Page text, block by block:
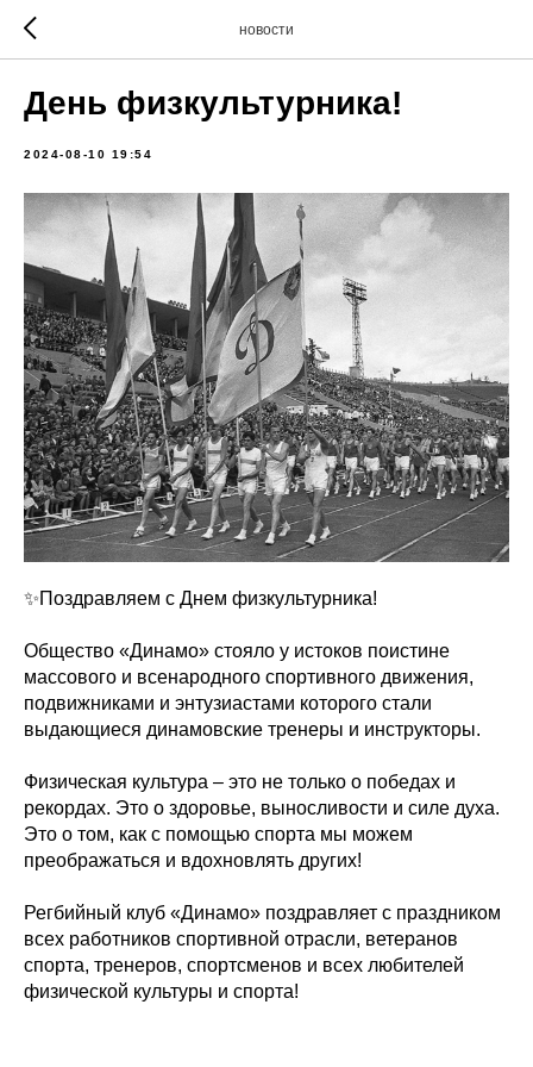
новости
День физкультурника!
2024-08-10 19:54
✨Поздравляем с Днем физкультурника!
Общество «Динамо» стояло у истоков поистине
массового и всенародного спортивного движения,
подвижниками и энтузиастами которого стали
выдающиеся динамовские тренеры и инструкторы.
Физическая культура – это не только о победах и
рекордах. Это о здоровье, выносливости и силе духа.
Это о том, как с помощью спорта мы можем
преображаться и вдохновлять других!
Регбийный клуб «Динамо» поздравляет с праздником
всех работников спортивной отрасли, ветеранов
спорта, тренеров, спортсменов и всех любителей
физической культуры и спорта!